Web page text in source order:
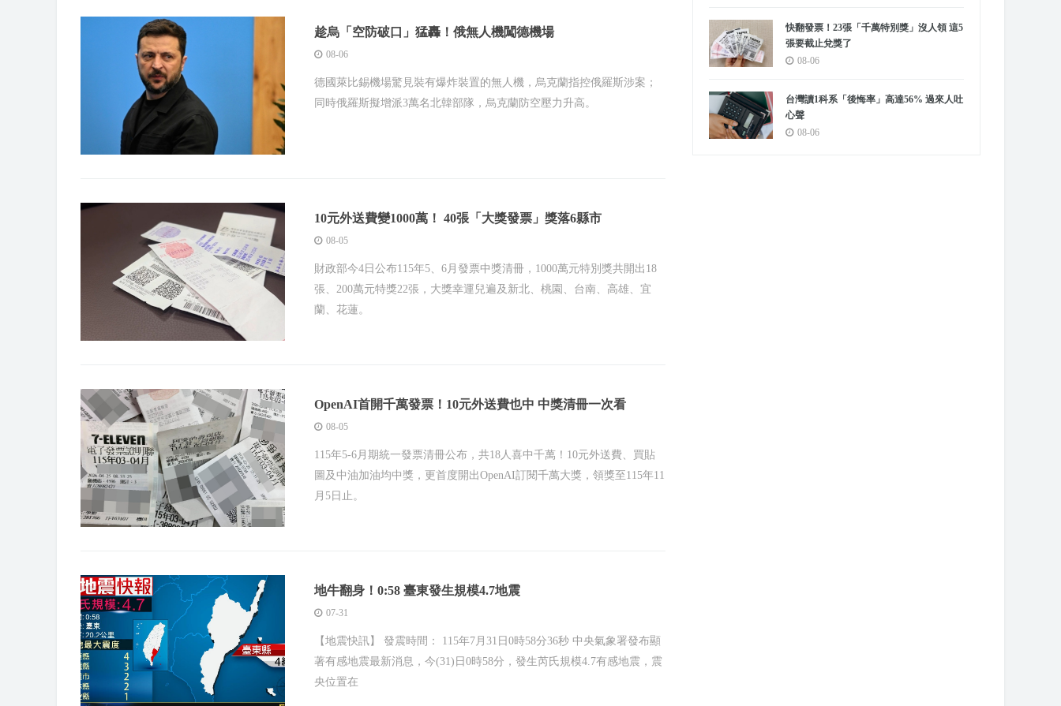
趁烏「空防破口」猛轟！俄無人機闖德機場
08-06
德國萊比錫機場驚見裝有爆炸裝置的無人機，烏克蘭指控俄羅斯涉案；
同時俄羅斯擬增派3萬名北韓部隊，烏克蘭防空壓力升高。
10元外送費變1000萬！ 40張「大獎發票」獎落6縣市
08-05
財政部今4日公布115年5、6月發票中獎清冊，1000萬元特別獎共開出18
張、200萬元特獎22張，大獎幸運兒遍及新北、桃園、台南、高雄、宜
蘭、花蓮。
OpenAI首開千萬發票！10元外送費也中 中獎清冊一次看
08-05
115年5-6月期統一發票清冊公布，共18人喜中千萬！10元外送費、買貼
圖及中油加油均中獎，更首度開出OpenAI訂閱千萬大獎，領獎至115年11
月5日止。
地牛翻身！0:58 臺東發生規模4.7地震
07-31
【地震快訊】 發震時間： 115年7月31日0時58分36秒 中央氣象署發布顯
著有感地震最新消息，今(31)日0時58分，發生芮氏規模4.7有感地震，震
央位置在
快翻發票！23張「千萬特別獎」沒人領 這5
張要截止兌獎了
08-06
台灣讀1科系「後悔率」高達56% 過來人吐
心聲
08-06